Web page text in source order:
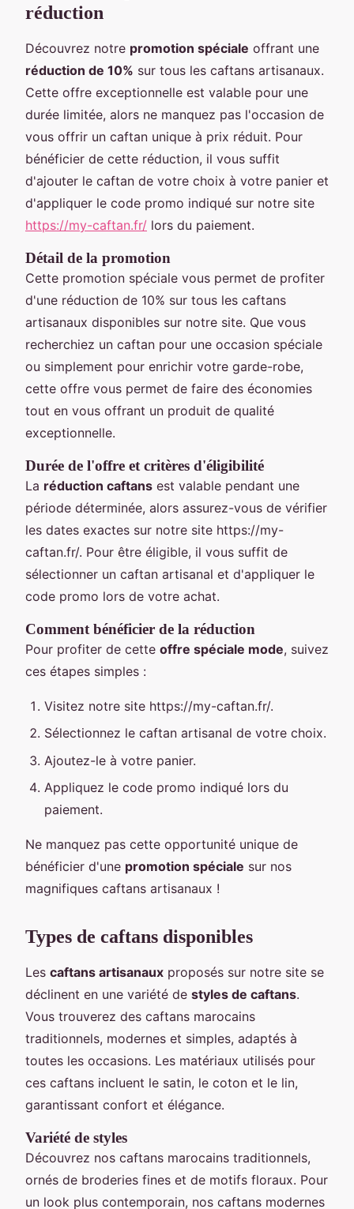
réduction
Découvrez notre promotion spéciale offrant une
réduction de 10% sur tous les caftans artisanaux.
Cette offre exceptionnelle est valable pour une
durée limitée, alors ne manquez pas l'occasion de
vous offrir un caftan unique à prix réduit. Pour
bénéficier de cette réduction, il vous suffit
d'ajouter le caftan de votre choix à votre panier et
d'appliquer le code promo indiqué sur notre site
https://my-caftan.fr/ lors du paiement.
Détail de la promotion
Cette promotion spéciale vous permet de profiter
d'une réduction de 10% sur tous les caftans
artisanaux disponibles sur notre site. Que vous
recherchiez un caftan pour une occasion spéciale
ou simplement pour enrichir votre garde-robe,
cette offre vous permet de faire des économies
tout en vous offrant un produit de qualité
exceptionnelle.
Durée de l'offre et critères d'éligibilité
La réduction caftans est valable pendant une
période déterminée, alors assurez-vous de vérifier
les dates exactes sur notre site https://my-
caftan.fr/. Pour être éligible, il vous suffit de
sélectionner un caftan artisanal et d'appliquer le
code promo lors de votre achat.
Comment bénéficier de la réduction
Pour profiter de cette offre spéciale mode, suivez
ces étapes simples :
Visitez notre site https://my-caftan.fr/.
Sélectionnez le caftan artisanal de votre choix.
Ajoutez-le à votre panier.
Appliquez le code promo indiqué lors du
paiement.
Ne manquez pas cette opportunité unique de
bénéficier d'une promotion spéciale sur nos
magnifiques caftans artisanaux !
Types de caftans disponibles
Les caftans artisanaux proposés sur notre site se
déclinent en une variété de styles de caftans.
Vous trouverez des caftans marocains
traditionnels, modernes et simples, adaptés à
toutes les occasions. Les matériaux utilisés pour
ces caftans incluent le satin, le coton et le lin,
garantissant confort et élégance.
Variété de styles
Découvrez nos caftans marocains traditionnels,
ornés de broderies fines et de motifs floraux. Pour
un look plus contemporain, nos caftans modernes